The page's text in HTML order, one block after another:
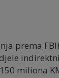
prema
miliona